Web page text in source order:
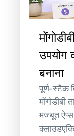
उपयोग
बनाना
पूर्ण-स्टैक
मोंगोडीबी
मजबूत ऐप्स